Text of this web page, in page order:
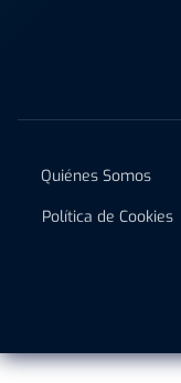
Quiénes Somos
Política de Cookies